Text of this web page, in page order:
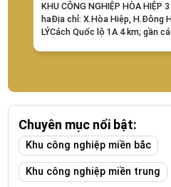
KHU CÔNG NGHIỆP HÒA HIỆP
haĐịa chỉ: X.Hòa Hiệp, H.Đông
LÝCách Quốc lộ 1A 4 km; gần
Chuyên mục nổi bật:
Khu công nghiệp miền bắc
Khu công nghiệp miền trung